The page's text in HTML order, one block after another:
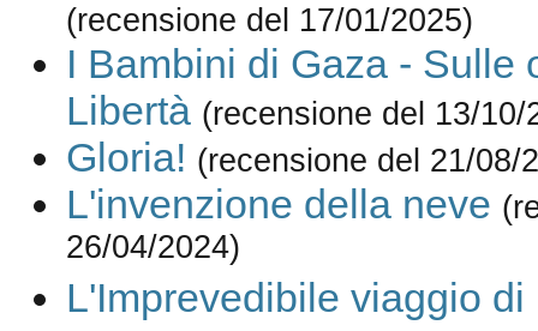
(recensione del 17/01/2025)
I Bambini di Gaza - Sulle
Libertà (recensione del 13/10/
Gloria! (recensione del 21/08/
L'invenzione della neve
26/04/2024)
L'Imprevedibile viaggio di